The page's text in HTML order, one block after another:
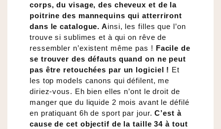
corps, du visage, des cheveux et de la
poitrine des mannequins qui atterriront
dans le catalogue. Ainsi, les filles que l’on
trouve si sublimes et à qui on rêve de
ressembler n’existent même pas ! Facile de
se trouver des défauts quand on ne peut
pas être retouchées par un logiciel ! Et
les top models canons qui défilent, me
diriez-vous. Eh bien elles n’ont le droit de
manger que du liquide 2 mois avant le défilé
en pratiquant 6h de sport par jour.C’est à
cause de cet objectif de la taille 34 à tout